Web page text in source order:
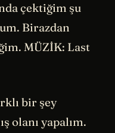
çektiğim şu
Birazdan
MÜZİK: Last
bir şey
olanı yapalım.